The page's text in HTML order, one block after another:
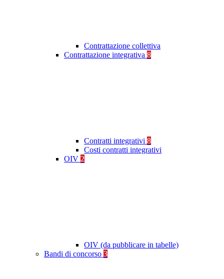
Contrattazione collettiva
Contrattazione integrativa 8
Contratti integrativi 8
Costi contratti integrativi
OIV 2
OIV (da pubblicare in tabelle)
Bandi di concorso 3